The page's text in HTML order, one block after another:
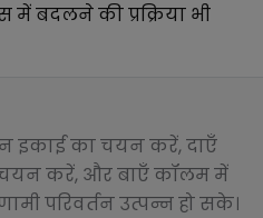
में बदलने की प्रक्रिया भी
इकाई का चयन करें, दाएँ
करें, और बाएँ कॉलम में
परिवर्तन उत्पन्न हो सके।